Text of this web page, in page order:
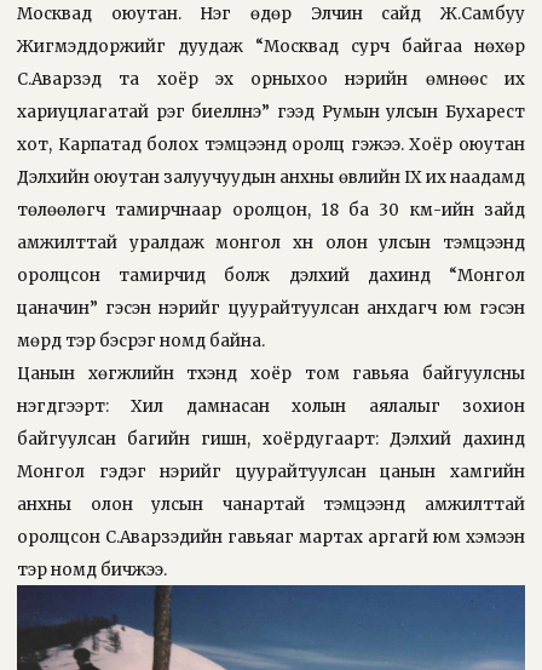
Москвад оюутан. Нэг өдөр Элчин сайд Ж.Самбуу
Жигмэддоржийг дуудаж “Москвад сурч байгаа нөхөр
С.Аварзэд та хоёр эх орныхоо нэрийн өмнөөс их
хариуцлагатай үүрэг биелүүлнэ” гээд Румын улсын Бухарест
хот, Карпатад болох тэмцээнд оролц гэжээ. Хоёр оюутан
Дэлхийн оюутан залуучуудын анхны өвлийн IX их наадамд
төлөөлөгч тамирчнаар оролцон, 18 ба 30 км-ийн зайд
амжилттай уралдаж монгол хүн олон улсын тэмцээнд
оролцсон тамирчид болж дэлхий дахинд “Монгол
цаначин” гэсэн нэрийг цуурайтуулсан анхдагч юм гэсэн
мөрүүд тэр бэсрэг номд байна.
Цанын хөгжлийн түүхэнд хоёр том гавьяа байгуулсны
нэгдүгээрт: Хил дамнасан холын аялалыг зохион
байгуулсан багийн гишүүн, хоёрдугаарт: Дэлхий дахинд
Монгол гэдэг нэрийг цуурайтуулсан цанын хамгийн
анхны олон улсын чанартай тэмцээнд амжилттай
оролцсон С.Аварзэдийн гавьяаг мартах аргагүй юм хэмээн
тэр номд бичжээ.